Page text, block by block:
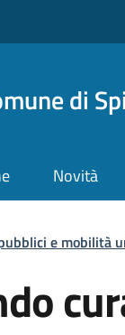
di
Novità
di e mobilità